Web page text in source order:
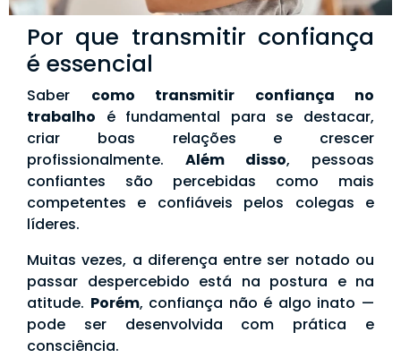
Por que transmitir confiança
é essencial
Saber como transmitir confiança no
trabalho é fundamental para se destacar,
criar boas relações e crescer
profissionalmente. Além disso, pessoas
confiantes são percebidas como mais
competentes e confiáveis pelos colegas e
líderes.
Muitas vezes, a diferença entre ser notado ou
passar despercebido está na postura e na
atitude. Porém, confiança não é algo inato —
pode ser desenvolvida com prática e
consciência.